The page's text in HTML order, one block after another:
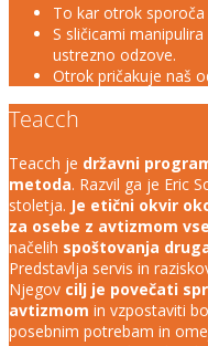
To kar otrok sporoča
S sličicami
ustrezno odzove.
Otrok pričakuje naš
Teacch
Teacch je državni
metoda. Razvil ga je Eric
stoletja. Je etični okvir
za osebe z avtizmom
načelih spoštovanja
Predstavlja servis in
Njegov cilj je povečati
avtizmom in vzpostaviti
posebnim potrebam in